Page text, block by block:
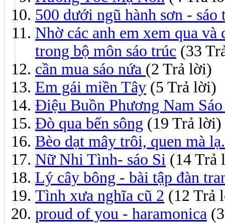
500 dưới ngũ hành sơn - sáo
Nhờ các anh em xem qua
trong bộ môn sáo trúc (33
cần mua sáo nứa (2 Trả lời)
Em gái miền Tây (5 Trả lời)
Điệu Buồn Phương Nam
Đò qua bến sông (19 Trả lời)
Bèo dạt mây trôi, quen mà
Nữ Nhi Tình- sáo Si (14 Trả
Lý cây bông - bài tập đàn
Tình xưa nghĩa cũ 2 (12 Trả
proud of you - haramonica